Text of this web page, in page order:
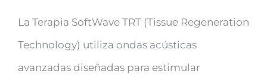
La Terapia SoftWave TRT (Tissue Regeneration
Technology) utiliza ondas acústicas
avanzadas diseñadas para estimular